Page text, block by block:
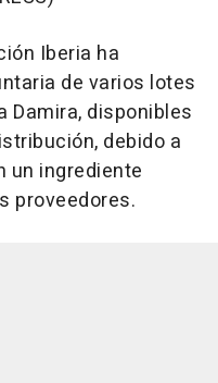
Iberia ha
de varios lotes
Damira, disponibles
debido a
un ingrediente
proveedores.